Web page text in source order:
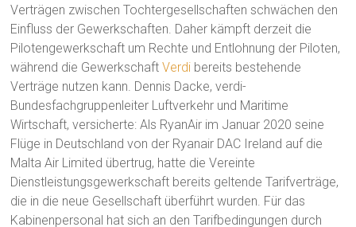
Verträgen zwischen Tochtergesellschaften schwächen den
Einfluss der Gewerkschaften. Daher kämpft derzeit die
Pilotengewerkschaft um Rechte und Entlohnung der Piloten,
während die GewerkschaftVerdi bereits bestehende
Verträge nutzen kann. Dennis Dacke, verdi-
Bundesfachgruppenleiter Luftverkehr und Maritime
Wirtschaft, versicherte: Als RyanAir im Januar 2020 seine
Flüge in Deutschland von der Ryanair DAC Ireland auf die
Malta Air Limited übertrug, hatte die Vereinte
Dienstleistungsgewerkschaft bereits geltende Tarifverträge,
die in die neue Gesellschaft überführt wurden. Für das
Kabinenpersonal hat sich an den Tarifbedingungen durch